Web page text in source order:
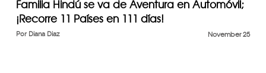
Familia Hindú se va de Aventura en Automóvil;
¡Recorre 11 Países en 111 días!
November 25
Por Diana Diaz